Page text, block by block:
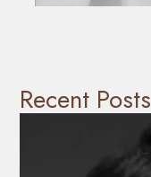
Recent Posts